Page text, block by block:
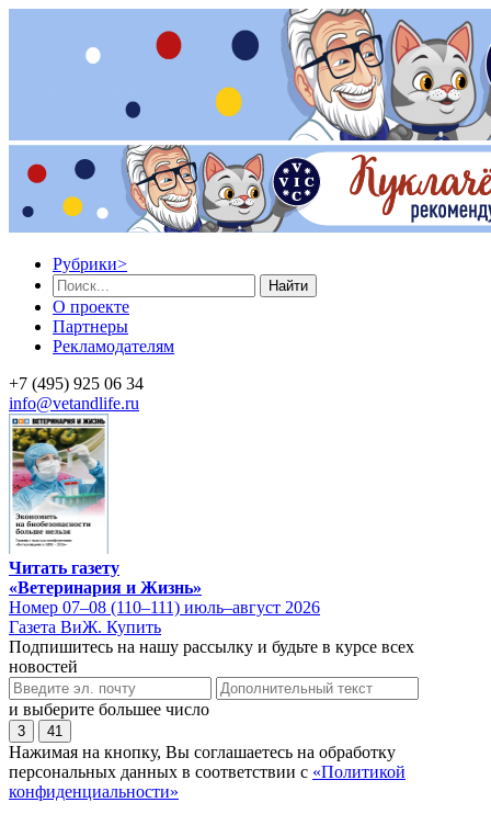
Рубрики>
Найти
О проекте
Партнеры
Рекламодателям
+7 (495) 925 06 34
info@vetandlife.ru
Читать газету
«Ветеринария и Жизнь»
Номер 07–08 (110–111) июль–август 2026
Газета ВиЖ. Купить
Подпишитесь на нашу рассылку и будьте в курсе всех
новостей
и выберите большее число
3 41
Нажимая на кнопку, Вы соглашаетесь на обработку
персональных данных в соответствии с «Политикой
конфиденциальности»